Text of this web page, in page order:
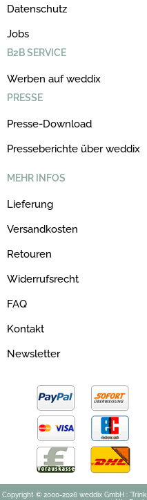
Datenschutz
Jobs
B2B SERVICE
Werben auf weddix
PRESSE
Presse-Download
Presseberichte über weddix
MEHR INFOS
Lieferung
Versandkosten
Retouren
Widerrufsrecht
FAQ
Kontakt
Newsletter
Copyright © 2000-2026 weddix GmbH :